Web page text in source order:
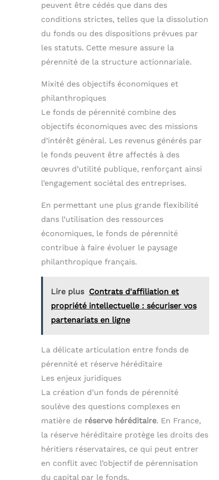
peuvent être cédés que dans des
conditions strictes, telles que la dissolution
du fonds ou des dispositions prévues par
les statuts. Cette mesure assure la
pérennité de la structure actionnariale.
Mixité des objectifs économiques et
philanthropiques
Le fonds de pérennité combine des
objectifs économiques avec des missions
d’intérêt général. Les revenus générés par
le fonds peuvent être affectés à des
œuvres d’utilité publique, renforçant ainsi
l’engagement sociétal des entreprises.
En permettant une plus grande flexibilité
dans l’utilisation des ressources
économiques, le fonds de pérennité
contribue à faire évoluer le paysage
philanthropique français.
Lire plus Contrats d'affiliation et
propriété intellectuelle : sécuriser vos
partenariats en ligne
La délicate articulation entre fonds de
pérennité et réserve héréditaire
Les enjeux juridiques
La création d’un fonds de pérennité
soulève des questions complexes en
matière de réserve héréditaire. En France,
la réserve héréditaire protège les droits des
héritiers réservataires, ce qui peut entrer
en conflit avec l’objectif de pérennisation
du capital par le fonds.